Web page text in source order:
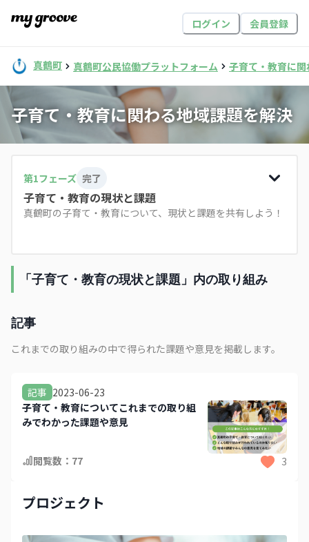
ログイン 会員登録
真鶴町 真鶴町公民協働プラットフォーム 子育て・教育に
子育て・教育に関わる地域課題を解決
第1フェーズ 完了
子育て・教育の現状と課題
真鶴町の子育て・教育について、現状と課題を共有しよう！
「子育て・教育の現状と課題」内の取り組み
記事
これまでの取り組みの中で得られた課題や意見を掲載します。
記事 2023-06-23
子育て・教育についてこれまでの取り組
みでわかった課題や意見
閲覧数： 77 3
プロジェクト